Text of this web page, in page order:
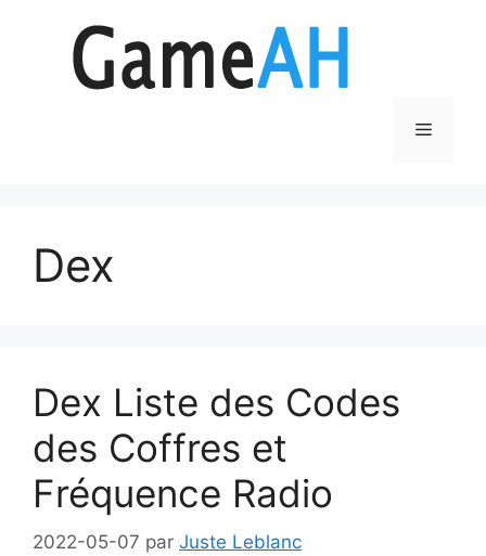
Menu
Dex
Dex Liste des Codes
des Coffres et
Fréquence Radio
2022-05-07 par Juste Leblanc